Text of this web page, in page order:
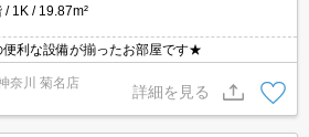
1K 19.87m²
利な設備が揃ったお部屋です★
奈川 菊名店
詳細を見る